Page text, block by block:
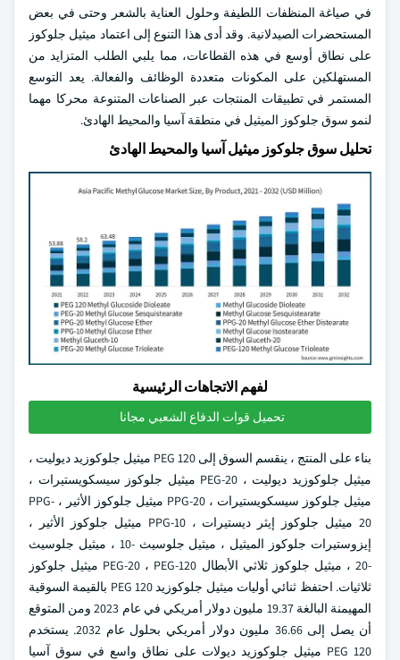
في صياغة المنظفات اللطيفة وحلول العناية بالشعر وحتى في بعض
المستحضرات الصيدلانية. وقد أدى هذا التنوع إلى اعتماد ميثيل جلوكوز
على نطاق أوسع في هذه القطاعات، مما يلبي الطلب المتزايد من
المستهلكين على المكونات متعددة الوظائف والفعالة. يعد التوسع
المستمر في تطبيقات المنتجات عبر الصناعات المتنوعة محركا مهما
لنمو سوق جلوكوز الميثيل في منطقة آسيا والمحيط الهادئ.
تحليل سوق جلوكوز ميثيل آسيا والمحيط الهادئ
لفهم الاتجاهات الرئيسية
تحميل قوات الدفاع الشعبي مجانا
بناء على المنتج ، ينقسم السوق إلى PEG 120 ميثيل جلوكوزيد ديوليت ،
ميثيل جلوكوزيد ديوليت ، PEG-20 ميثيل جلوكوز سيسكويستيرات ،
ميثيل جلوكوز سيسكويستيرات ، PPG-20 ميثيل جلوكوز الأثير ، PPG-
20 ميثيل جلوكوز إيثر ديستيرات ، PPG-10 ميثيل جلوكوز الأثير ،
إيزوستيرات جلوكوز الميثيل ، ميثيل جلوسيث -10 ، ميثيل جلوسيث
-20 ، ميثيل جلوكوز ثلاثي الأبطال PEG-20 ، PEG-120 ميثيل جلوكوز
ثلاثيات. احتفظ ثنائي أوليات ميثيل جلوكوزيد PEG 120 بالقيمة السوقية
المهيمنة البالغة 19.37 مليون دولار أمريكي في عام 2023 ومن المتوقع
أن يصل إلى 36.66 مليون دولار أمريكي بحلول عام 2032. يستخدم
PEG 120 ميثيل جلوكوزيد ديولات على نطاق واسع في سوق آسيا